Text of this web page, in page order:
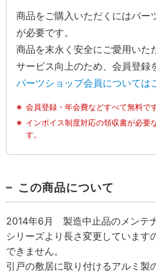
商品をご購入いただくにはパー
が必要です。
商品を末永く安全にご愛用いた
サービス向上のため、会員登録
パーツショップ会員については
会員登録・年会費などすべて無料です
インボイス制度対応の領収書が必要
す。
この商品について
2014年6月 製造中止品のメンテ
シリーズより長さ変更しています
できません。
引戸の敷居に取り付けるアルミ製